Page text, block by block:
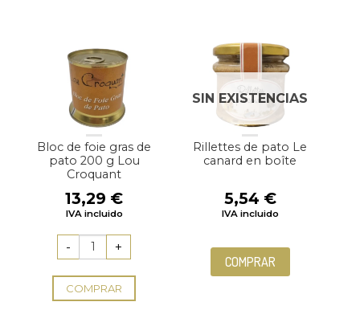
Bloc de foie gras de
pato 200 g Lou
Croquant
13,29 €
IVA incluido
COMPRAR
SIN EXISTENCIAS
Rillettes de pato Le
canard en boîte
5,54 €
IVA incluido
COMPRAR